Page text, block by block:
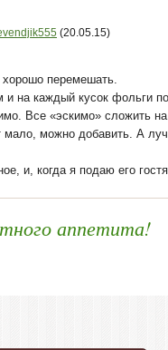
(20.05.15)
хорошо перемешать.
и на каждый кусок фольги
Все «эскимо» сложить
можно добавить. А
и, когда я подаю его
аппетита!